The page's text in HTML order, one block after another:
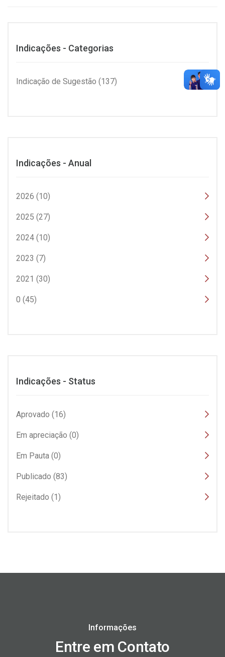
Indicações - Categorias
Indicação de Sugestão (137)
Indicações - Anual
2026 (10)
2025 (27)
2024 (10)
2023 (7)
2021 (30)
0 (45)
Indicações - Status
Aprovado (16)
Em apreciação (0)
Em Pauta (0)
Publicado (83)
Rejeitado (1)
Informações
Entre em Contato